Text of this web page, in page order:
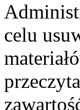
celu